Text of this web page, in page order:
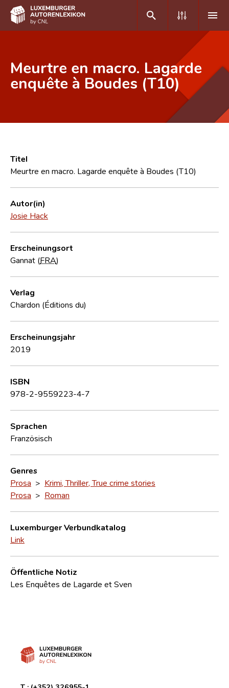
DE
Häufige Fragen und Antworten
CNL
Forschungsgruppe
Kontakt
Meurtre en macro. Lagarde
enquête à Boudes (T10)
Titel
Meurtre en macro. Lagarde enquête à Boudes (T10)
Autor(in)
Josie Hack
Erscheinungsort
Gannat (FRA)
Verlag
Chardon (Éditions du)
Erscheinungsjahr
2019
ISBN
978-2-9559223-4-7
Sprachen
Französisch
Genres
Prosa > Krimi, Thriller, True crime stories
Prosa > Roman
Luxemburger Verbundkatalog
Link
Öffentliche Notiz
Les Enquêtes de Lagarde et Sven